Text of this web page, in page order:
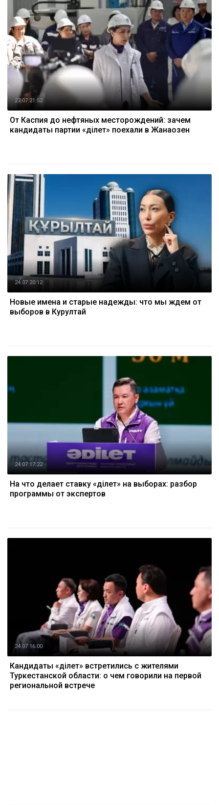
27.07 21:52
От Каспия до нефтяных месторождений: зачем
кандидаты партии «Әділет» поехали в Жанаозен
24.07 20:12
Новые имена и старые надежды: что мы ждем от
выборов в Курултай
24.07 17:22
На что делает ставку «Әділет» на выборах: разбор
программы от экспертов
24.07 16:00
Кандидаты «Әділет» встретились с жителями
Туркестанской области: о чем говорили на первой
региональной встрече